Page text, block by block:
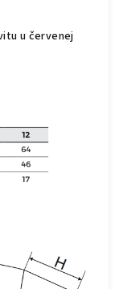
u červenej